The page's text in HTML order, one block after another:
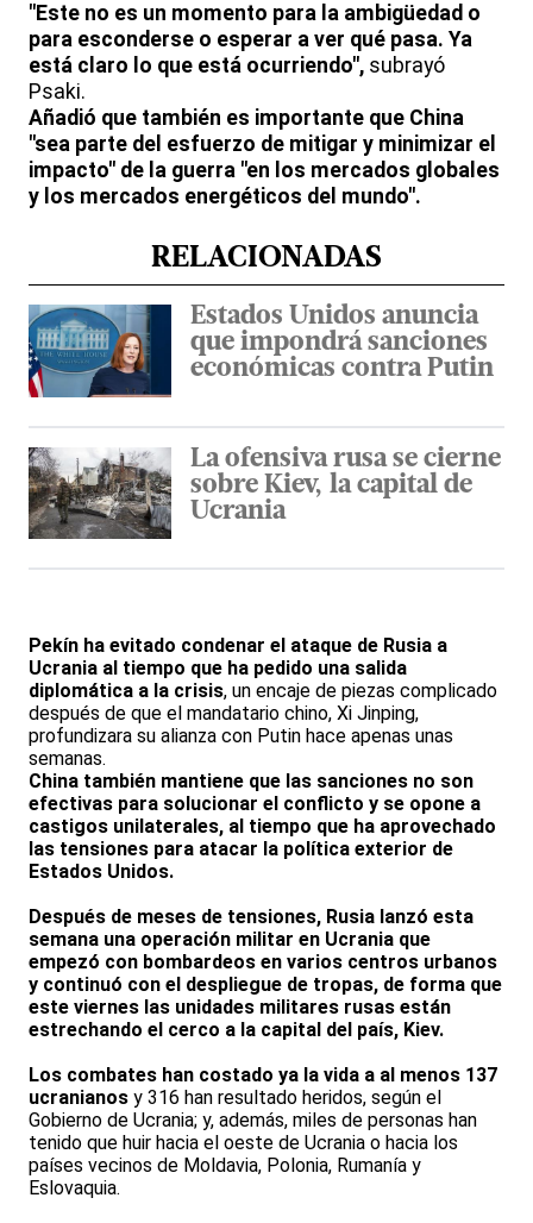
"Este no es un momento para la ambigüedad o
para esconderse o esperar a ver qué pasa. Ya
está claro lo que está ocurriendo", subrayó
Psaki.
Añadió que también es importante que China
"sea parte del esfuerzo de mitigar y minimizar el
impacto" de la guerra "en los mercados globales
y los mercados energéticos del mundo".
RELACIONADAS
Estados Unidos anuncia
que impondrá sanciones
económicas contra Putin
La ofensiva rusa se cierne
sobre Kiev, la capital de
Ucrania
Pekín ha evitado condenar el ataque de Rusia a
Ucrania al tiempo que ha pedido una salida
diplomática a la crisis, un encaje de piezas complicado
después de que el mandatario chino, Xi Jinping,
profundizara su alianza con Putin hace apenas unas
semanas.
China también mantiene que las sanciones no son
efectivas para solucionar el conflicto y se opone a
castigos unilaterales, al tiempo que ha aprovechado
las tensiones para atacar la política exterior de
Estados Unidos.
Después de meses de tensiones, Rusia lanzó esta
semana una operación militar en Ucrania que
empezó con bombardeos en varios centros urbanos
y continuó con el despliegue de tropas, de forma que
este viernes las unidades militares rusas están
estrechando el cerco a la capital del país, Kiev.
Los combates han costado ya la vida a al menos 137
ucranianos y 316 han resultado heridos, según el
Gobierno de Ucrania; y, además, miles de personas han
tenido que huir hacia el oeste de Ucrania o hacia los
países vecinos de Moldavia, Polonia, Rumanía y
Eslovaquia.